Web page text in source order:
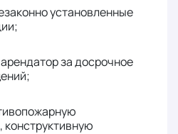
установленные
за досрочное
конструктивную